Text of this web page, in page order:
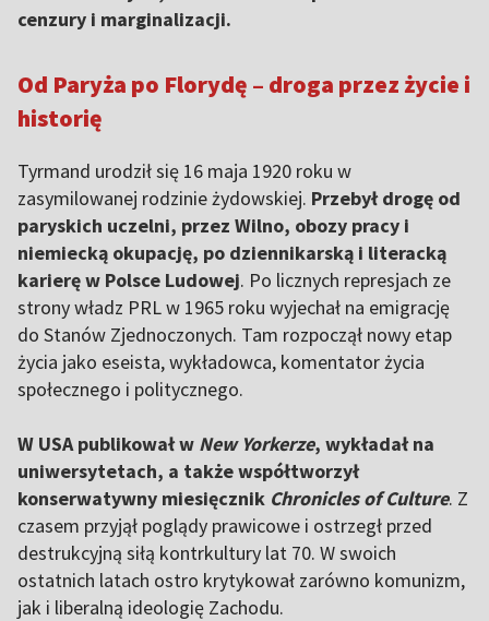
cenzury i marginalizacji.
Od Paryża po Florydę – droga przez życie i
historię
Tyrmand urodził się 16 maja 1920 roku w
zasymilowanej rodzinie żydowskiej. Przebył drogę od
paryskich uczelni, przez Wilno, obozy pracy i
niemiecką okupację, po dziennikarską i literacką
karierę w Polsce Ludowej. Po licznych represjach ze
strony władz PRL w 1965 roku wyjechał na emigrację
do Stanów Zjednoczonych. Tam rozpoczął nowy etap
życia jako eseista, wykładowca, komentator życia
społecznego i politycznego.
W USA publikował w New Yorkerze, wykładał na
uniwersytetach, a także współtworzył
konserwatywny miesięcznik Chronicles of Culture. Z
czasem przyjął poglądy prawicowe i ostrzegł przed
destrukcyjną siłą kontrkultury lat 70. W swoich
ostatnich latach ostro krytykował zarówno komunizm,
jak i liberalną ideologię Zachodu.